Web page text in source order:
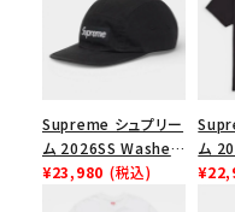
シーズンから探す
並び順
価格から探す
Supreme シュプリー
ム 2026SS Washed
Chino Twill Camp
Cap ウォッシュド チ
¥23,980 (税込)
ム
Tee